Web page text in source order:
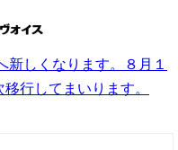
しくなります。８月１
行してまいります。